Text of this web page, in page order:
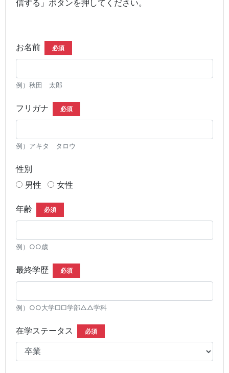
信する」ボタンを押してください。
お名前 必須
例）秋田 太郎
フリガナ 必須
例）アキタ タロウ
性別
男性
女性
年齢 必須
例）○○歳
最終学歴 必須
例）○○大学□□学部△△学科
在学ステータス 必須